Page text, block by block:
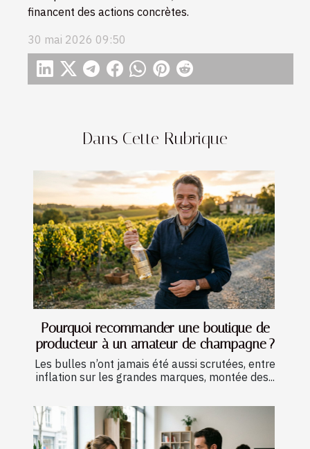
Dans Cette Rubrique
Pourquoi recommander une boutique de
producteur à un amateur de champagne ?
Les bulles n’ont jamais été aussi scrutées, entre
inflation sur les grandes marques, montée des...
financent des actions concrètes.
30 mai 2026 09:50